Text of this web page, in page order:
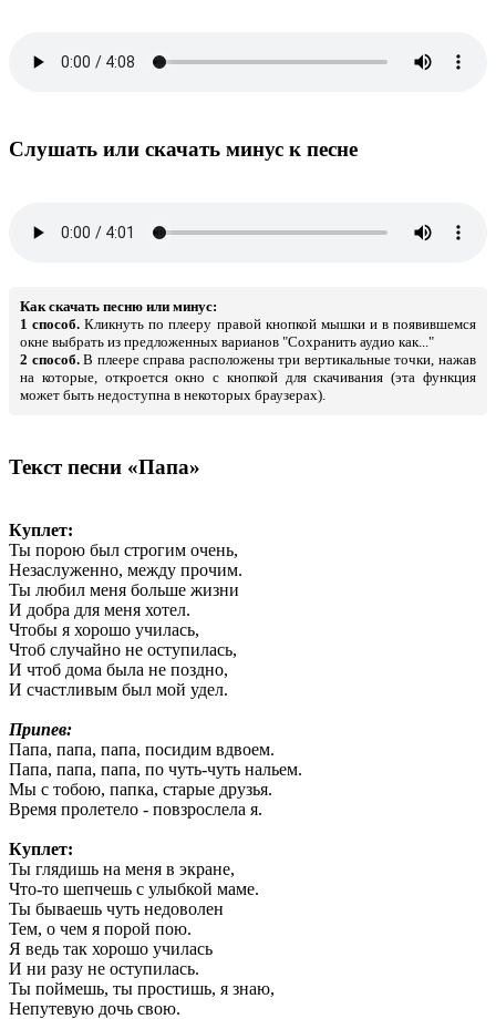
Слушать или скачать минус к песне
Как скачать песню или минус:
1 способ. Кликнуть по плееру правой кнопкой мышки и в появившемся
окне выбрать из предложенных варианов "Сохранить аудио как..."
2 способ.В плеере справа расположены три вертикальные точки, нажав
на которые, откроется окно с кнопкой для скачивания (эта функция
может быть недоступна в некоторых браузерах).
Текст песни «Папа»
Куплет:
Ты порою был строгим очень,
Незаслуженно, между прочим.
Ты любил меня больше жизни
И добра для меня хотел.
Чтобы я хорошо училась,
Чтоб случайно не оступилась,
И чтоб дома была не поздно,
И счастливым был мой удел.
Припев:
Папа, папа, папа, посидим вдвоем.
Папа, папа, папа, по чуть-чуть нальем.
Мы с тобою, папка, старые друзья.
Время пролетело - повзрослела я.
Куплет:
Ты глядишь на меня в экране,
Что-то шепчешь с улыбкой маме.
Ты бываешь чуть недоволен
Тем, о чем я порой пою.
Я ведь так хорошо училась
И ни разу не оступилась.
Ты поймешь, ты простишь, я знаю,
Непутевую дочь свою.